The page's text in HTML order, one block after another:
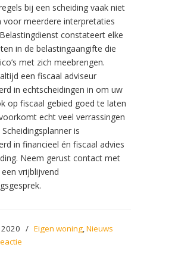
bij een scheiding vaak niet
voor meerdere interpretaties
constateert elke
in de belastingaangifte die
met zich meebrengen.
een fiscaal adviseur
in echtscheidingen in om uw
op fiscaal gebied goed te laten
echt veel verrassingen
is
in financieel én fiscaal advies
Neem gerust contact met
vrijblijvend
/ Eigen woning,Nieuws